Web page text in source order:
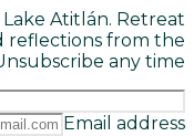
Atitlán. Retreat
reflections from the
any time.
Email address